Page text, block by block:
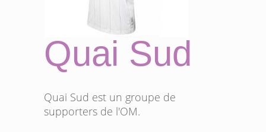
Quai Sud
Quai Sud est un groupe de
supporters de l'OM.